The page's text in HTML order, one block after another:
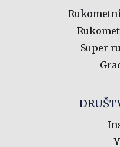
Super